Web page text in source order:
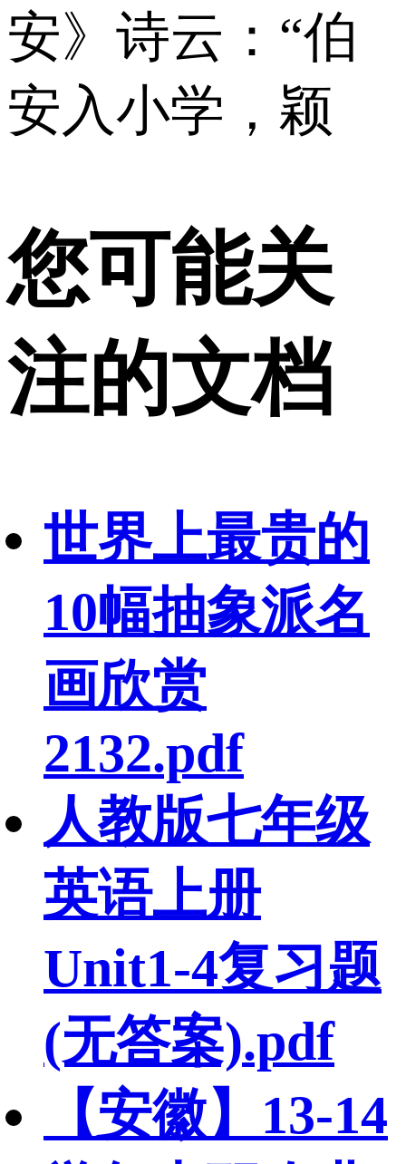
安》诗云：“伯
安入小学，颖
您可能关
注的文档
世界上最贵的
10幅抽象派名
画欣赏
2132.pdf
人教版七年级
英语上册
Unit1-4复习题
(无答案).pdf
【安徽】13-14